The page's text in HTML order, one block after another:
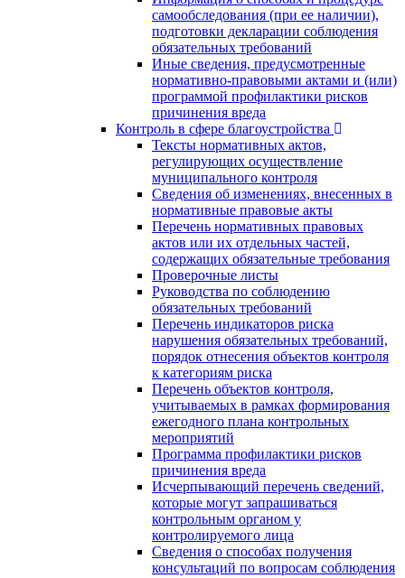
самообследования (при ее наличии),
подготовки декларации соблюдения
обязательных требований
Иные сведения, предусмотренные
нормативно-правовыми актами и (или)
программой профилактики рисков
причинения вреда
Контроль в сфере благоустройства
Тексты нормативных актов,
регулирующих осуществление
муниципального контроля
Сведения об изменениях, внесенных в
нормативные правовые акты
Перечень нормативных правовых
актов или их отдельных частей,
содержащих обязательные требования
Проверочные листы
Руководства по соблюдению
обязательных требований
Перечень индикаторов риска
нарушения обязательных требований,
порядок отнесения объектов контроля
к категориям риска
Перечень объектов контроля,
учитываемых в рамках формирования
ежегодного плана контрольных
мероприятий
Программа профилактики рисков
причинения вреда
Исчерпывающий перечень сведений,
которые могут запрашиваться
контрольным органом у
контролируемого лица
Сведения о способах получения
консультаций по вопросам соблюдения